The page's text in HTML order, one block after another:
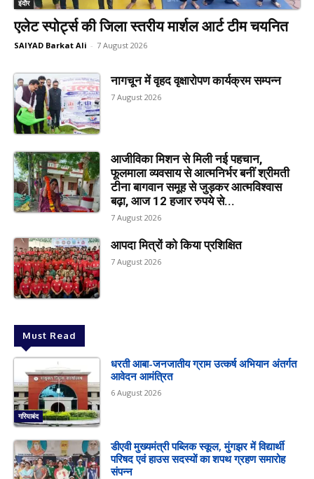
इंदौर
एलेट स्पोर्ट्स की जिला स्तरीय मार्शल आर्ट टीम चयनित
SAIYAD Barkat Ali - 7 August 2026
नागचून में वृहद वृक्षारोपण कार्यक्रम सम्पन्न
7 August 2026
आजीविका मिशन से मिली नई पहचान,
फूलमाला व्यवसाय से आत्मनिर्भर बनीं श्रीमती
टीना बागवान समूह से जुड़कर आत्मविश्वास
बढ़ा, आज 12 हजार रुपये से...
7 August 2026
आपदा मित्रों को किया प्रशिक्षित
7 August 2026
Must Read
गरियाबंद
धरती आबा-जनजातीय ग्राम उत्कर्ष अभियान अंतर्गत
आवेदन आमंत्रित
6 August 2026
डीएवी मुख्यमंत्री पब्लिक स्कूल, मुंगझर में विद्यार्थी
परिषद एवं हाउस सदस्यों का शपथ ग्रहण समारोह
संपन्न